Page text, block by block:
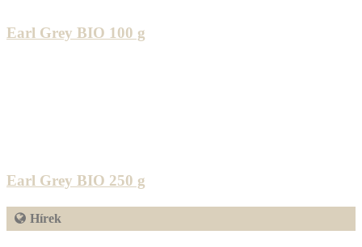
Earl Grey BIO 100 g
Earl Grey BIO 250 g
Hírek